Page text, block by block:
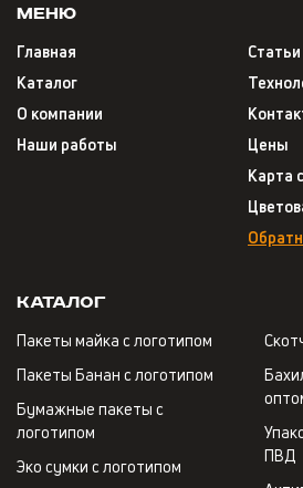
Меню
Главная
Каталог
О компании
Наши работы
Статьи
Цены
Карта
Каталог
Пакеты майка с логотипом
Пакеты Банан с логотипом
Бумажные пакеты с
логотипом
Эко сумки с логотипом
ПВД